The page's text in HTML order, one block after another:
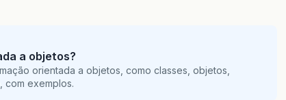
a objetos?
orientada a objetos, como classes, objetos,
com exemplos.